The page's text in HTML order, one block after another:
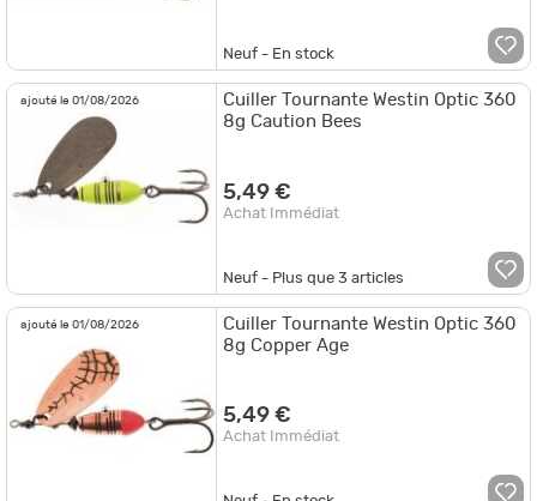
Neuf - En stock
ajouté le 01/08/2026
Cuiller Tournante Westin Optic 360
8g Caution Bees
5,49 €
Achat Immédiat
Neuf - Plus que3 articles
ajouté le 01/08/2026
Cuiller Tournante Westin Optic 360
8g Copper Age
5,49 €
Achat Immédiat